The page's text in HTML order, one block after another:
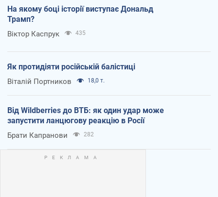
На якому боці історії виступає Дональд
Трамп?
Віктор Каспрук 435
Як протидіяти російській балістиці
Віталій Портников 18,0 т.
Від Wildberries до ВТБ: як один удар може
запустити ланцюгову реакцію в Росії
Брати Капранови 282